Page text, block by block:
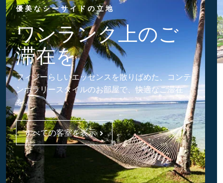
優美なシーサイドの立地
ワンランク上のご
滞在を
フィジーらしいエッセンスを散りばめた、コンテ
ンポラリースタイルのお部屋で、快適なご滞在
を。
すべての客室を表示